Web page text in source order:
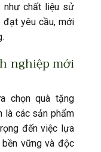
như chất liệu sử
đạt yêu cầu, mới
nghiệp mới
chọn quà tặng
là các sản phẩm
đến việc lựa
vững và độc